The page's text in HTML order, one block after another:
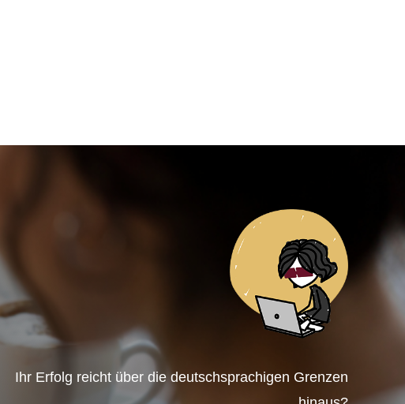
Ihr Erfolg reicht über die deutschsprachigen Grenzen